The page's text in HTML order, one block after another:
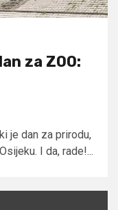
za ZOO:
je dan za prirodu,
I da, rade!...